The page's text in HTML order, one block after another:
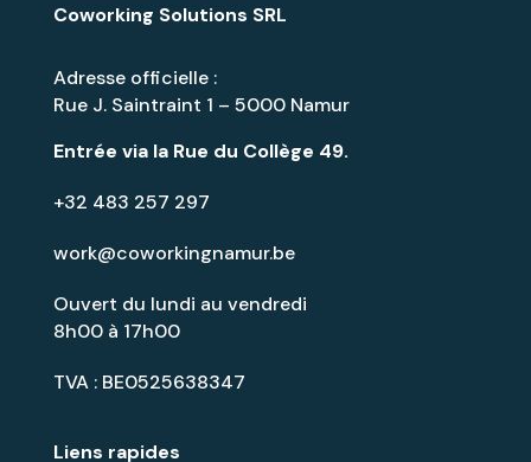
Liens rapides
Coworking Solutions SRL
Adresse officielle :
Rue J. Saintraint 1 – 5000 Namur
Entrée via la Rue du Collège 49.
+32 483 257 297
work@coworkingnamur.be
Ouvert du lundi au vendredi
8h00 à 17h00
TVA : BE0525638347